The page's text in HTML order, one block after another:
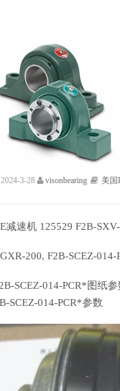
,DODGE减速机
F2B-SCEZ-014-PCR* 美国
美国
3-28 visonbearing 美国
减速机 125529 F2B-
200, F2B-SCEZ-
SCEZ-014-PCR*图纸
SCEZ-014-PCR*参数